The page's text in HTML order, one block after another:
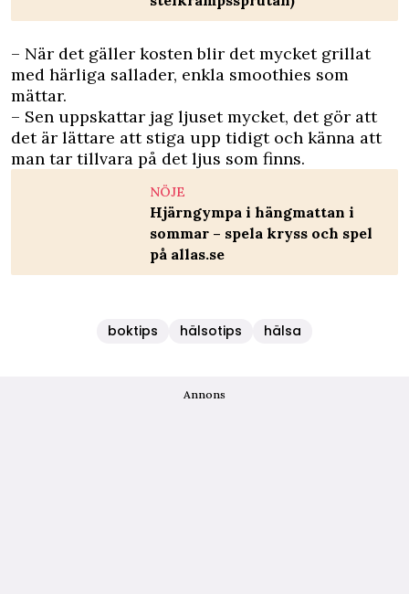
– När det gäller kosten blir det mycket grillat
med härliga sallader, enkla smoothies som
mättar.
– Sen uppskattar jag ljuset mycket, det gör att
det är lättare att stiga upp tidigt och känna att
man tar tillvara på det ljus som finns.
NÖJE
Hjärngympa i hängmattan i
sommar – spela kryss och spel
på allas.se
boktips hälsotips hälsa
Annons